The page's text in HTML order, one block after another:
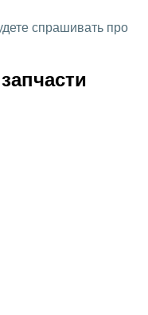
спрашивать про